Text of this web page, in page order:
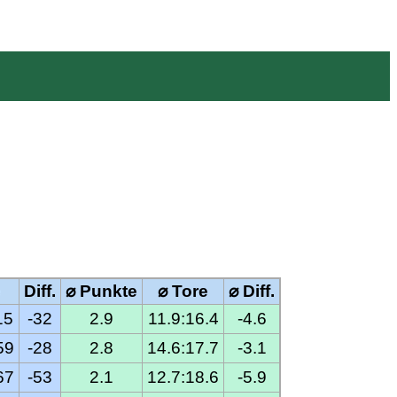
Diff. ⌀ Punkte ⌀ Tore
⌀ Diff.
-32 2.9 11.9:16.4
-4.6
-28 2.8 14.6:17.7
-3.1
-53 2.1 12.7:18.6
-5.9